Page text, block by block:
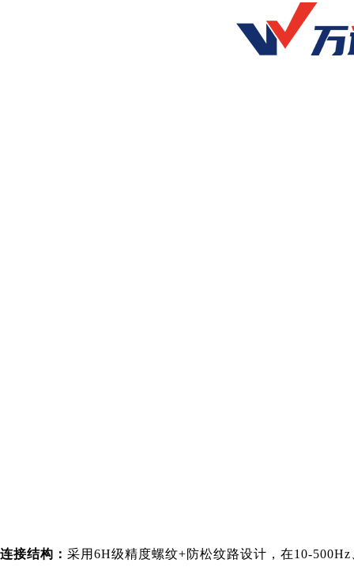
连接结构： 采用6H级精度螺纹+防松纹路设计，在10-